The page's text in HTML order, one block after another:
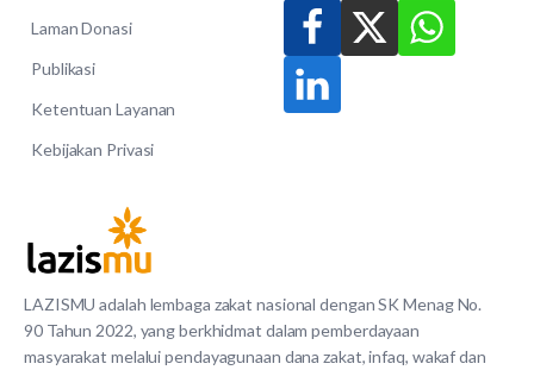
LAZISMU adalah lembaga zakat nasional dengan SK Menag No.
90 Tahun 2022, yang berkhidmat dalam pemberdayaan
masyarakat melalui pendayagunaan dana zakat, infaq, wakaf dan
Laman Donasi
Publikasi
Ketentuan Layanan
Kebijakan Privasi